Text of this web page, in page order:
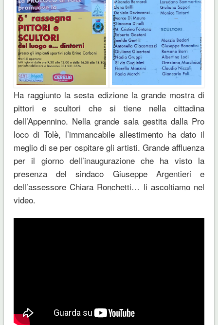
Ha raggiunto la sesta edizione la grande mostra di
pittori e scultori che si tiene nella cittadina
dell’Appennino. Nella grande sala gestita dalla Pro
loco di Tolè, l’immancabile allestimento ha dato il
meglio di se per ospitare gli artisti. Grande affluenza
per il giorno dell’inaugurazione che ha visto la
presenza del sindaco Giuseppe Argentieri e
dell’assessore Chiara Ronchetti… li ascoltiamo nel
video.